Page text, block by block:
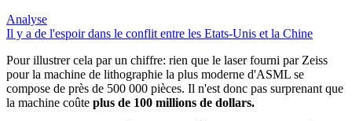
Analyse
Il y a de l'espoir dans le conflit entre les Etats-Unis et la Chine
Pour illustrer cela par un chiffre: rien que le laser fourni par Zeiss
pour la machine de lithographie la plus moderne d'ASML se
compose de près de 500 000 pièces. Il n'est donc pas surprenant que
la machine coûte plus de 100 millions de dollars.